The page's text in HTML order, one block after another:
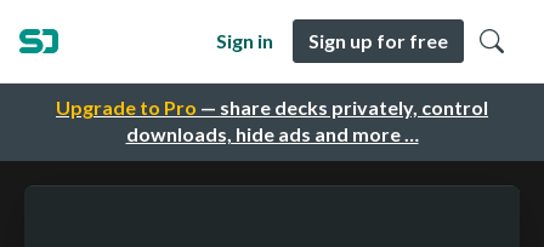
Upgrade to Pro — share decks privately, control
downloads, hide ads and more …
Sign in Sign up for free